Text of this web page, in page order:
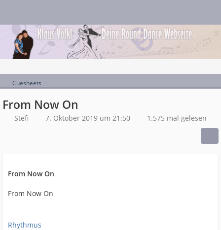
Cuesheets
From Now On
Stefi 7. Oktober 2019 um 21:50 1.575 mal gelesen
From Now On
From Now On
Rhythmus